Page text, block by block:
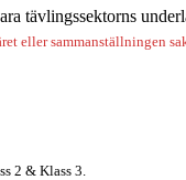
tävlingssektorns
eller sammanställningen
2 & Klass 3.